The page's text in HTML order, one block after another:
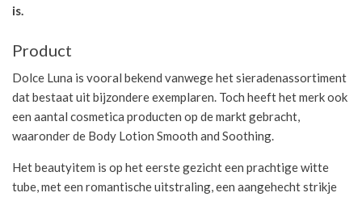
is.
Product
Dolce Luna is vooral bekend vanwege het sieradenassortiment
dat bestaat uit bijzondere exemplaren. Toch heeft het merk ook
een aantal cosmetica producten op de markt gebracht,
waaronder de Body Lotion Smooth and Soothing.
Het beautyitem is op het eerste gezicht een prachtige witte
tube, met een romantische uitstraling, een aangehecht strikje